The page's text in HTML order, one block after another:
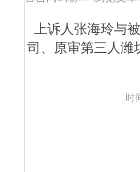
上诉人张海玲与
司、原审第三人潍
时